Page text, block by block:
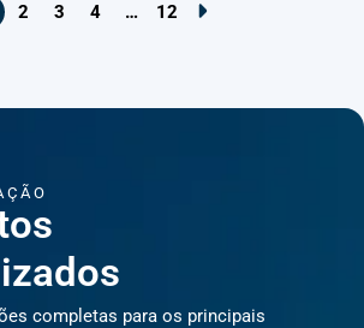
2 3 4 … 12
completas para os principais